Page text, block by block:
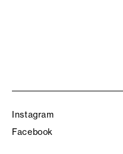
Instagram
Facebook